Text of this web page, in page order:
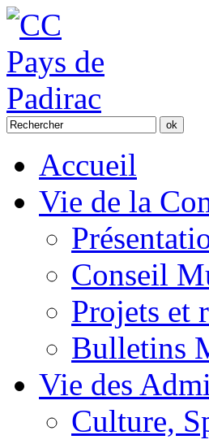
Accueil
Vie de la
Conseil
Projets et
Bulletins
Vie des
Culture,